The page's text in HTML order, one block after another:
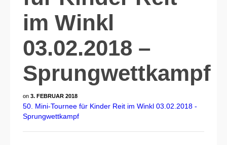
im Winkl
03.02.2018 –
Sprungwettkampf
on 3. FEBRUAR 2018
50. Mini-Tournee für Kinder Reit im Winkl 03.02.2018 -
Sprungwettkampf